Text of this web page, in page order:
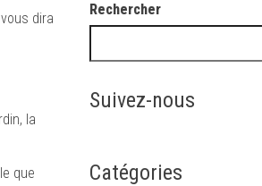
vous dira
la
que
Rechercher
Suivez-nous
Catégories